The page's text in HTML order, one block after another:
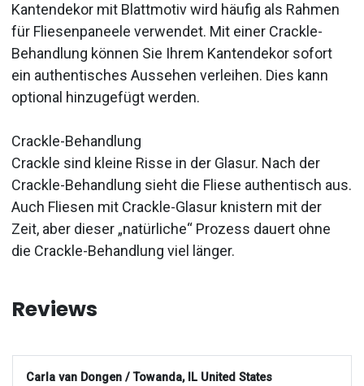
Kantendekor mit Blattmotiv wird häufig als Rahmen
für Fliesenpaneele verwendet. Mit einer Crackle-
Behandlung können Sie Ihrem Kantendekor sofort
ein authentisches Aussehen verleihen. Dies kann
optional hinzugefügt werden.
Crackle-Behandlung
Crackle sind kleine Risse in der Glasur. Nach der
Crackle-Behandlung sieht die Fliese authentisch aus.
Auch Fliesen mit Crackle-Glasur knistern mit der
Zeit, aber dieser „natürliche“ Prozess dauert ohne
die Crackle-Behandlung viel länger.
Reviews
Carla van Dongen / Towanda, IL United States